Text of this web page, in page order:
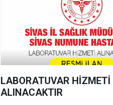
LABORATUVAR HİZMETİ
ALINACAKTIR